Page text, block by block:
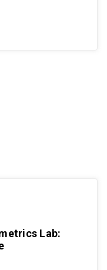
Lab: